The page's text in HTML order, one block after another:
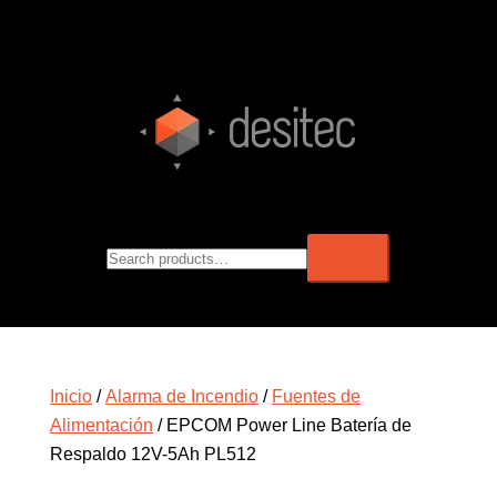
Inicio /Alarma de Incendio / Fuentes de
Alimentación / EPCOM Power Line Batería de
Respaldo 12V-5Ah PL512